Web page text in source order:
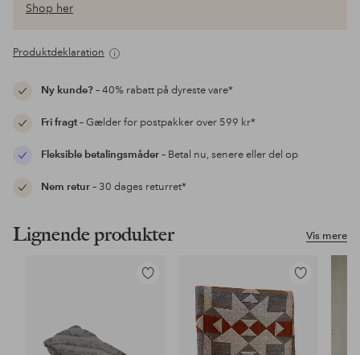
Shop her
Produktdeklaration
Ny kunde?– 40% rabatt på dyreste vare*
Fri fragt– Gælder for postpakker over 599 kr*
Fleksible betalingsmåder– Betal nu, senere eller del op
Nem retur– 30 dages returret*
Vis mere
Lignende produkter
Tilføj
Tilføj
til
favoritter